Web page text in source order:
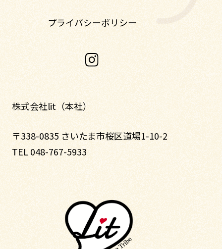
プライバシーポリシー
株式会社lit（本社）
〒338-0835 さいたま市桜区道場1-10-2
TEL 048-767-5933